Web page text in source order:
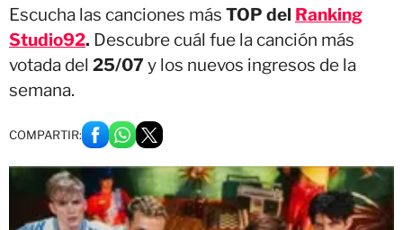
Escucha las canciones más TOP del Ranking
Studio92. Descubre cuál fue la canción más
votada del 25/07 y los nuevos ingresos de la
semana.
COMPARTIR: